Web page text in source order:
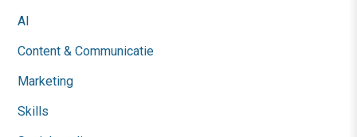
AI
Content & Communicatie
Marketing
Skills